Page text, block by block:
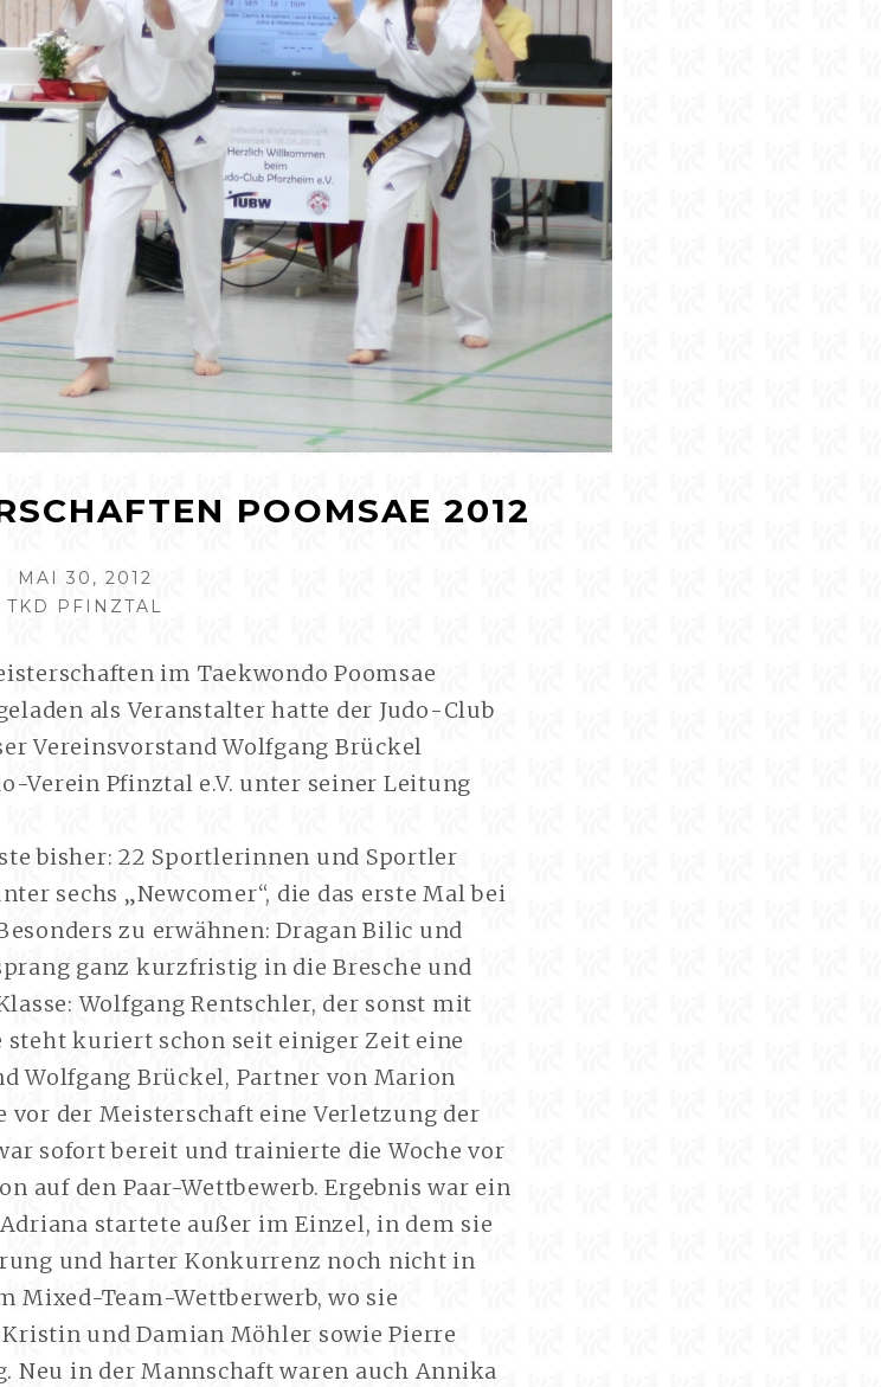
POOMSAE 2012
VERÖFFENTLICHT
AM
MAI 30, 2012
AUTOR
TKD PFINZTAL
im Taekwondo Poomsae
als Veranstalter hatte der Judo-Club
Vereinsvorstand Wolfgang Brückel
Verein Pfinztal e.V. unter seiner Leitung
bisher: 22 Sportlerinnen und Sportler
sechs „Newcomer“, die das erste Mal bei
zu erwähnen: Dragan Bilic und
ganz kurzfristig in die Bresche und
Wolfgang Rentschler, der sonst mit
steht kuriert schon seit einiger Zeit eine
Wolfgang Brückel, Partner von Marion
vor der Meisterschaft eine Verletzung der
sofort bereit und trainierte die Woche vor
auf den Paar-Wettbewerb. Ergebnis war ein
startete außer im Einzel, in dem sie
und harter Konkurrenz noch nicht in
Mixed-Team-Wettberwerb, wo sie
und Damian Möhler sowie Pierre
Neu in der Mannschaft waren auch Annika